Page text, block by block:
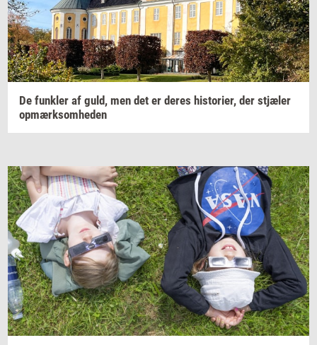
De funk­ler af guld, men det er deres hi­sto­ri­er, der stjæ­ler
op­mærk­som­he­den